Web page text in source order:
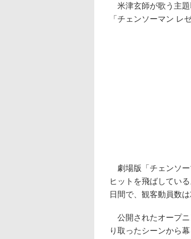
米津玄師が歌う主題
「チェンソーマン レ
劇場版「チェンソー
ヒットを飛ばしてい
日間で、観客動員数
公開されたオープニ
り取ったシーンから